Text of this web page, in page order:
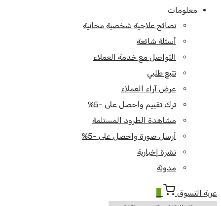
معلومات
نصائح علاجية شخصية مجانية
أسئلة شائعة
التواصل مع خدمة العملاء
تتبع طلبي
عرض آراء العملاء
ترك تقييم واحصل على -5%
مشاهدة الطرود المستلمة
أرسل صورة واحصل على -5%
نشرة إخبارية
مدونة
عربة التسوق